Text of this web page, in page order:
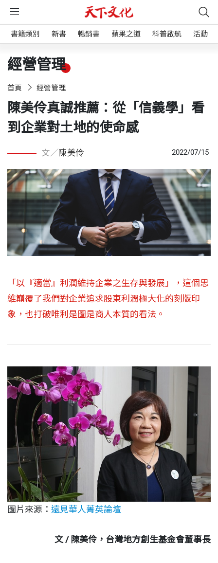
書籍類別 新書 暢銷書 蘋果之道 科普啟航 活動
經營管理
首頁 經營管理
陳美伶真誠推薦：從「信義學」看
到企業對土地的使命感
文／ 陳美伶 2022/07/15
「以『適當』利潤維持企業之生存與發展」，這個思
維巔覆了我們對企業追求股東利潤極大化的刻版印
象，也打破唯利是圖是商人本質的看法。
圖片來源： 遠見華人菁英論壇
文 / 陳美伶，台灣地方創生基金會董事長